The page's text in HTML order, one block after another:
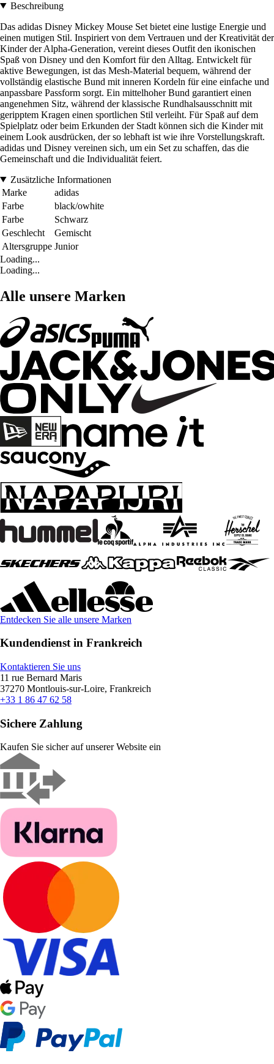
Beschreibung
Das adidas Disney Mickey Mouse Set bietet eine lustige Energie und
einen mutigen Stil. Inspiriert von dem Vertrauen und der Kreativität der
Kinder der Alpha-Generation, vereint dieses Outfit den ikonischen
Spaß von Disney und den Komfort für den Alltag. Entwickelt für
aktive Bewegungen, ist das Mesh-Material bequem, während der
vollständig elastische Bund mit inneren Kordeln für eine einfache und
anpassbare Passform sorgt. Ein mittelhoher Bund garantiert einen
angenehmen Sitz, während der klassische Rundhalsausschnitt mit
geripptem Kragen einen sportlichen Stil verleiht. Für Spaß auf dem
Spielplatz oder beim Erkunden der Stadt können sich die Kinder mit
einem Look ausdrücken, der so lebhaft ist wie ihre Vorstellungskraft.
adidas und Disney vereinen sich, um ein Set zu schaffen, das die
Gemeinschaft und die Individualität feiert.
Zusätzliche Informationen
Marke
adidas
Farbe
black/owhite
Farbe
Schwarz
Geschlecht
Gemischt
Altersgruppe Junior
Loading...
Loading...
Alle unsere Marken
Entdecken Sie alle unsere Marken
Kundendienst in Frankreich
Kontaktieren Sie uns
11 rue Bernard Maris
37270 Montlouis-sur-Loire, Frankreich
+33 1 86 47 62 58
Sichere Zahlung
Kaufen Sie sicher auf unserer Website ein